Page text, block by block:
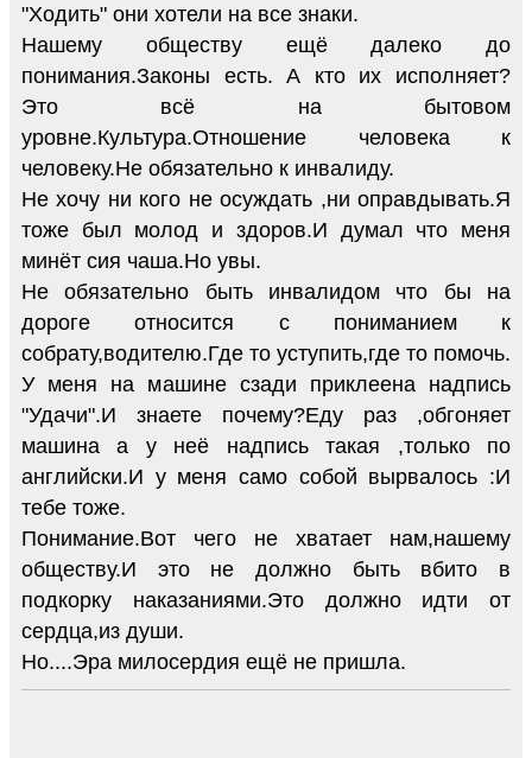
"Ходить" они хотели на все знаки.
Нашему обществу ещё далеко до
понимания.Законы есть. А кто их исполняет?
Это всё на бытовом
уровне.Культура.Отношение человека к
человеку.Не обязательно к инвалиду.
Не хочу ни кого не осуждать ,ни оправдывать.Я
тоже был молод и здоров.И думал что меня
минёт сия чаша.Но увы.
Не обязательно быть инвалидом что бы на
дороге относится с пониманием к
собрату,водителю.Где то уступить,где то помочь.
У меня на машине сзади приклеена надпись
"Удачи".И знаете почему?Еду раз ,обгоняет
машина а у неё надпись такая ,только по
английски.И у меня само собой вырвалось :И
тебе тоже.
Понимание.Вот чего не хватает нам,нашему
обществу.И это не должно быть вбито в
подкорку наказаниями.Это должно идти от
сердца,из души.
Но....Эра милосердия ещё не пришла.